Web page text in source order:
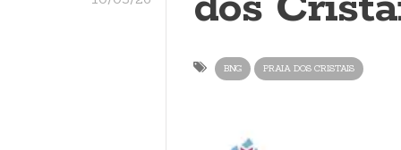
BNG PRAIA DOS CRISTAIS